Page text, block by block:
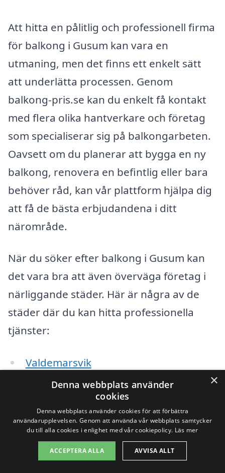
Att hitta en pålitlig och professionell firma
för balkong i Gusum kan vara en
utmaning, men det finns ett enkelt sätt
att underlätta processen. Genom
balkong-pris.se kan du enkelt få kontakt
med flera olika hantverkare och företag
som specialiserar sig på balkongarbeten.
Oavsett om du planerar att bygga en ny
balkong, renovera en befintlig eller bara
behöver råd, kan vår plattform hjälpa dig
att få de bästa erbjudandena i ditt
närområde.
När du söker efter balkong i Gusum kan
det vara bra att även överväga företag i
närliggande städer. Här är några av de
städer där du kan hitta professionella
tjänster:
Valdemarsvik
Mörbylånga
Motala
Mjölby
Bergslagen
×
Denna webbplats använder
cookies
Denna webbplats använder cookies för att förbättra
användarupplevelsen. Genom att använda vår webbplats samtycker
du till alla cookies i enlighet med vår cookiepolicy. Läs mer
ACCEPTERA ALLA AVVISA ALLT